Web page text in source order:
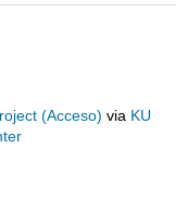
(Acceso) via KU